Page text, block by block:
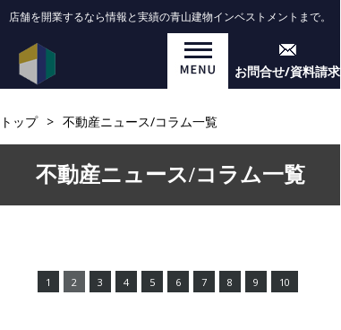
店舗を開業するなら情報と実績の青山建物インベストメントまで。
お問合せ/資料請求
トップ > 不動産ニュース/コラム一覧
不動産ニュース/コラム一覧
1 2 3 4 5 6 7 8 9 10